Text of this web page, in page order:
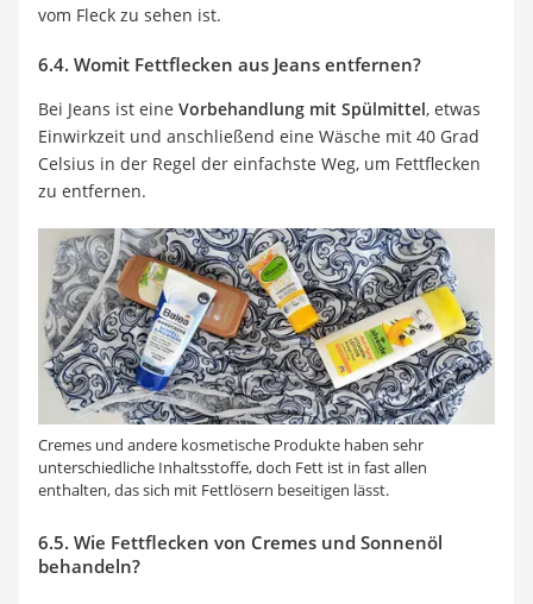
vom Fleck zu sehen ist.
6.4. Womit Fettflecken aus Jeans entfernen?
Bei Jeans ist eine Vorbehandlung mit Spülmittel, etwas
Einwirkzeit und anschließend eine Wäsche mit 40 Grad
Celsius in der Regel der einfachste Weg, um Fettflecken
zu entfernen.
Cremes und andere kosmetische Produkte haben sehr
unterschiedliche Inhaltsstoffe, doch Fett ist in fast allen
enthalten, das sich mit Fettlösern beseitigen lässt.
6.5. Wie Fettflecken von Cremes und Sonnenöl
behandeln?